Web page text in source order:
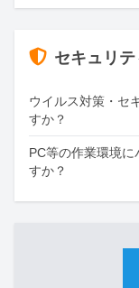
セキュリテ
ウイルス対策・セ
すか？
PC等の作業環境に
すか？